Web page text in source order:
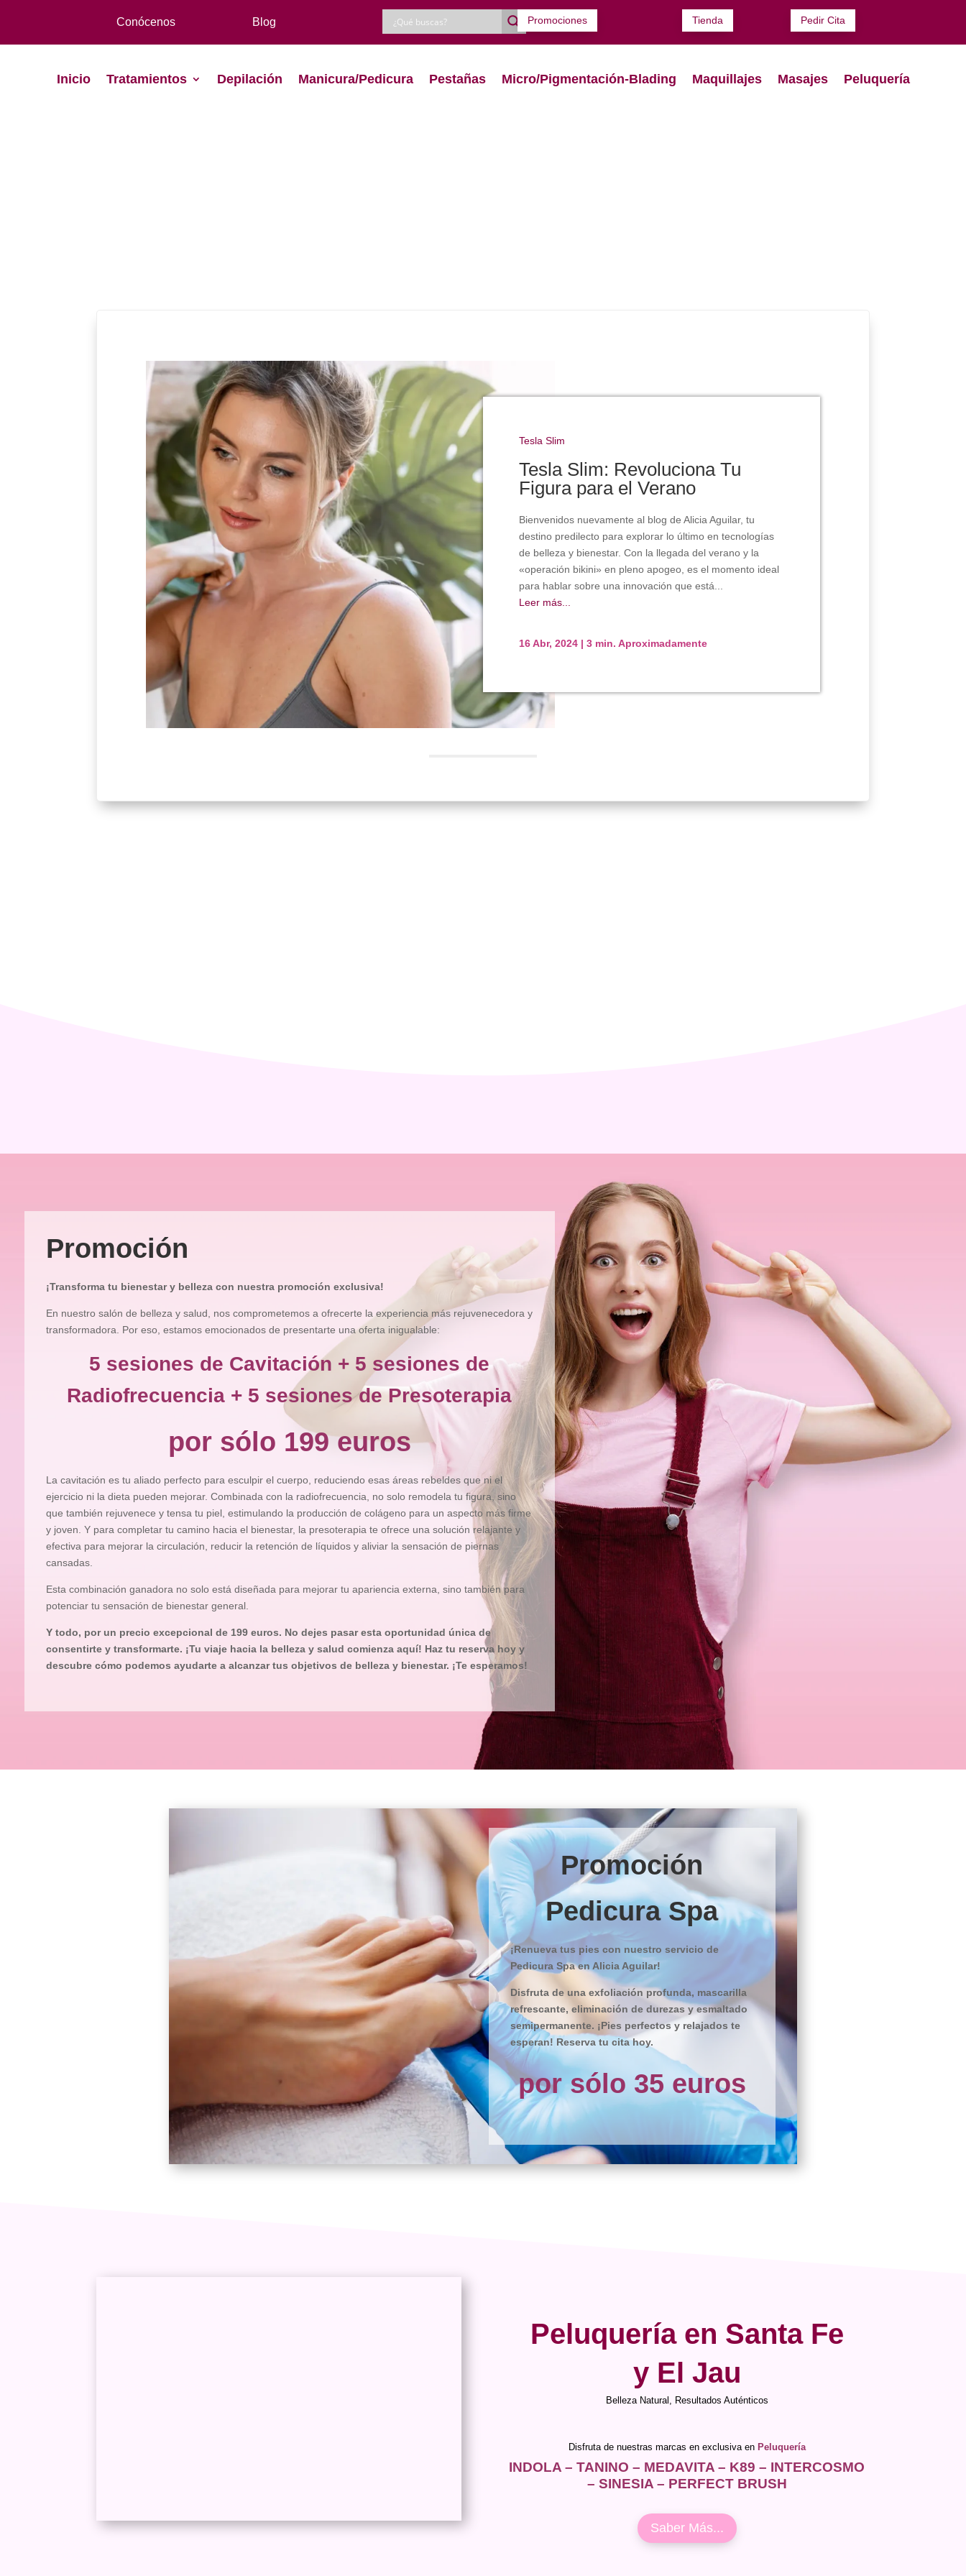
Conócenos Blog Promociones Tienda Pedir Cita
Inicio Tratamientos Depilación Manicura/Pedicura Pestañas Micro/Pigmentación-Blading Maquillajes Masajes Peluquería
Tesla Slim
Tesla Slim: Revoluciona Tu
Figura para el Verano
Bienvenidos nuevamente al blog de Alicia Aguilar, tu
destino predilecto para explorar lo último en tecnologías
de belleza y bienestar. Con la llegada del verano y la
«operación bikini» en pleno apogeo, es el momento ideal
para hablar sobre una innovación que está...
Leer más...
16 Abr, 2024 | 3 min. Aproximadamente
Promoción
¡Transforma tu bienestar y belleza con nuestra promoción exclusiva!
En nuestro salón de belleza y salud, nos comprometemos a ofrecerte la experiencia más rejuvenecedora y
transformadora. Por eso, estamos emocionados de presentarte una oferta inigualable:
5 sesiones de Cavitación + 5 sesiones de
Radiofrecuencia + 5 sesiones de Presoterapia
por sólo 199 euros
La cavitación es tu aliado perfecto para esculpir el cuerpo, reduciendo esas áreas rebeldes que ni el
ejercicio ni la dieta pueden mejorar. Combinada con la radiofrecuencia, no solo remodela tu figura, sino
que también rejuvenece y tensa tu piel, estimulando la producción de colágeno para un aspecto más firme
y joven. Y para completar tu camino hacia el bienestar, la presoterapia te ofrece una solución relajante y
efectiva para mejorar la circulación, reducir la retención de líquidos y aliviar la sensación de piernas
cansadas.
Esta combinación ganadora no solo está diseñada para mejorar tu apariencia externa, sino también para
potenciar tu sensación de bienestar general.
Y todo, por un precio excepcional de 199 euros. No dejes pasar esta oportunidad única de
consentirte y transformarte. ¡Tu viaje hacia la belleza y salud comienza aquí! Haz tu reserva hoy y
descubre cómo podemos ayudarte a alcanzar tus objetivos de belleza y bienestar. ¡Te esperamos!
Promoción
Pedicura Spa
¡Renueva tus pies con nuestro servicio de
Pedicura Spa en Alicia Aguilar!
Disfruta de una exfoliación profunda, mascarilla
refrescante, eliminación de durezas y esmaltado
semipermanente. ¡Pies perfectos y relajados te
esperan! Reserva tu cita hoy.
por sólo 35 euros
Peluquería en Santa Fe
y El Jau
Belleza Natural, Resultados Auténticos
Disfruta de nuestras marcas en exclusiva en Peluquería
INDOLA – TANINO – MEDAVITA – K89 – INTERCOSMO
– SINESIA – PERFECT BRUSH
Saber Más...